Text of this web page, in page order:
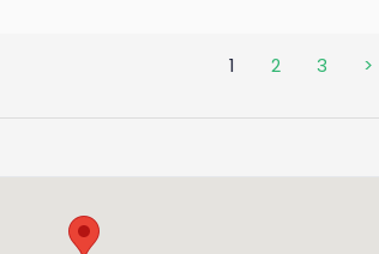
1 2 3 >